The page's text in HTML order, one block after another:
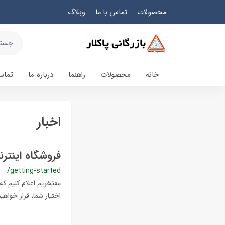
محصولات تماس با ما وبلاگ
خانه محصولات راهنما درباره ما
اخبار
فروشگاه
/getting-started
مفتخریم اعلام کنیم
اختیار شما، قرار